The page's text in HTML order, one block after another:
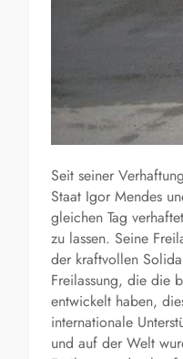
Seit seiner
Staat Igor Mendes
gleichen Tag
zu lassen. Seine
der kraftvollen
Freilassung, die die
entwickelt haben,
internationale
und auf der Welt